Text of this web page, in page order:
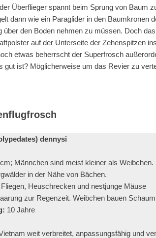
Überflieger spannt beim Sprung von Baum
dann wie ein Paraglider in den Baumkronen
über den Boden nehmen zu müssen. Doch
auf der Unterseite der Zehenspitzen
etwas beherrscht der Superfrosch
gut ist? Möglicherweise um das Revier zu
dennysi
Männchen sind meist kleiner als Weibchen.
in der Nähe von Bächen.
Heuschrecken und nestjunge Mäuse
zur Regenzeit. Weibchen bauen
10 Jahre
weit verbreitet, anpassungsfähig und